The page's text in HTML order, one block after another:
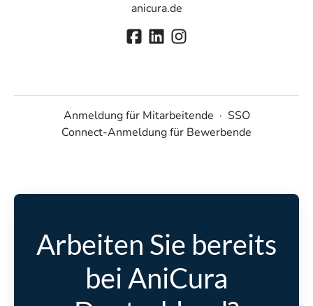
anicura.de
Anmeldung für Mitarbeitende · SSO
Connect-Anmeldung für Bewerbende
Arbeiten Sie bereits
bei AniCura